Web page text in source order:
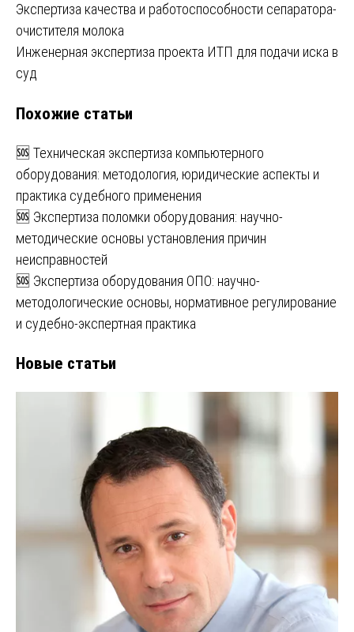
Навигация
по
записям
Экспертиза качества и работоспособности сепаратора-
очистителя молока
Инженерная экспертиза проекта ИТП для подачи иска в
суд
Похожие статьи
🆘 Техническая экспертиза компьютерного
оборудования: методология, юридические аспекты и
практика судебного применения
🆘 Экспертиза поломки оборудования: научно-
методические основы установления причин
неисправностей
🆘 Экспертиза оборудования ОПО: научно-
методологические основы, нормативное регулирование
и судебно-экспертная практика
Новые статьи